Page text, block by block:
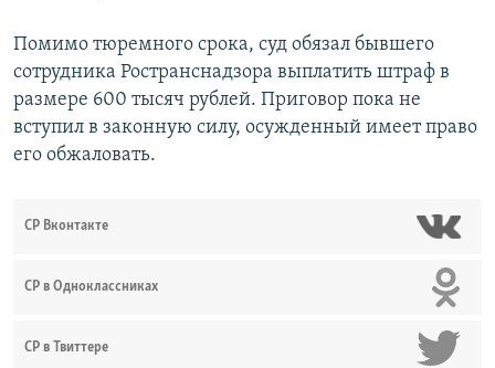
Помимо тюремного срока, суд обязал бывшего
сотрудника Ространснадзора выплатить штраф в
размере 600 тысяч рублей. Приговор пока не
вступил в законную силу, осужденный имеет право
его обжаловать.
СР Вконтакте
СР в Одноклассниках
СР в Твиттере